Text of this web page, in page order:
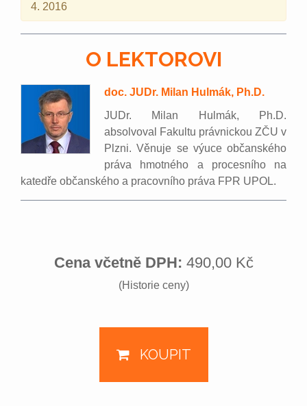
4. 2016
O LEKTOROVI
doc. JUDr. Milan Hulmák, Ph.D.
JUDr. Milan Hulmák, Ph.D.
absolvoval Fakultu právnickou ZČU v
Plzni. Věnuje se výuce občanského
práva hmotného a procesního na
katedře občanského a pracovního práva FPR UPOL.
Cena včetně DPH: 490,00 Kč
(Historie ceny)
KOUPIT